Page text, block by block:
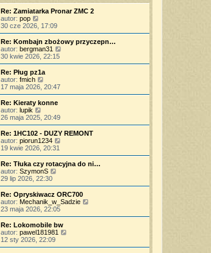
o
s
s
z
p
o
s
t
j
n
o
w
s
z
y
p
o
t
n
a
n
o
w
s
p
o
s
Re: Zamiatarka Pronar ZMC 2
autor: pop
y
ś
w
i
e
t
l
n
a
j
o
w
s
z
y
p
o
s
t
30 cze 2026, 17:09
Re: Kombajn zbożowy przyczepn…
autor: bergman31
ś
o
z
y
s
t
30 kwie 2026, 22:15
Re: Pług pz1a
autor: fmich
y
ś
w
e
l
n
a
j
o
w
s
z
y
p
o
s
t
17 maja 2026, 20:47
Re: Kieraty konne
autor: lupik
y
ś
w
i
e
n
a
j
o
w
s
z
y
p
o
s
26 maja 2025, 20:49
Re: 1HC102 - DUZY REMONT
autor: piorun1234
ś
w
i
l
n
a
o
w
z
19 kwie 2026, 20:31
Re: Tłuka czy rotacyjna do ni…
autor: SzymonS
ś
w
e
n
a
29 lip 2026, 22:30
Re: Opryskiwacz ORC700
autor: Mechanik_w_Sadzie
ś
23 maja 2026, 22:05
Re: Lokomobile bw
autor: pawel181981
ś
12 sty 2026, 22:09